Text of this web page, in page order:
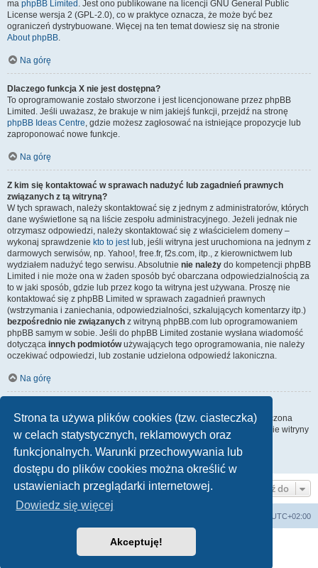
Strona ta używa plików cookies (tzw. ciasteczka)
w celach statystycznych, reklamowych oraz
funkcjonalnych. Warunki przechowywania lub
dostępu do plików cookies można określić w
ustawieniach przeglądarki internetowej.
Dowiedz się więcej
Akceptuję!
ma phpBB Limited . Jest ono publikowane na licencji GNU General Public
License wersja 2 (GPL-2.0), co w praktyce oznacza, że może być bez
ograniczeń dystrybuowane. Więcej na ten temat dowiesz się na stronie
About phpBB.
Na górę
Dlaczego funkcja X nie jest dostępna?
To oprogramowanie zostało stworzone i jest licencjonowane przez phpBB
Limited. Jeśli uważasz, że brakuje w nim jakiejś funkcji, przejdź na stronę
phpBB Ideas Centre, gdzie możesz zagłosować na istniejące propozycje lub
zaproponować nowe funkcje.
Na górę
Z kim się kontaktować w sprawach nadużyć lub zagadnień prawnych
związanych z tą witryną?
W tych sprawach, należy skontaktować się z jednym z administratorów, których
dane wyświetlone są na liście zespołu administracyjnego. Jeżeli jednak nie
otrzymasz odpowiedzi, należy skontaktować się z właścicielem domeny –
wykonaj sprawdzenie kto to jestlub, jeśli witryna jest uruchomiona na jednym z
darmowych serwisów, np. Yahoo!, free.fr, f2s.com, itp., z kierownictwem lub
wydziałem nadużyć tego serwisu. Absolutnie nie należy do kompetencji phpBB
Limited i nie może ona w żaden sposób być obarczana odpowiedzialnością za
to w jaki sposób, gdzie lub przez kogo ta witryna jest używana. Proszę nie
kontaktować się z phpBB Limited w sprawach zagadnień prawnych
(wstrzymania i zaniechania, odpowiedzialności, szkalujących komentarzy itp.)
bezpośrednio nie związanych z witryną phpBB.com lub oprogramowaniem
phpBB samym w sobie. Jeśli do phpBB Limited zostanie wysłana wiadomość
dotycząca innych podmiotówużywających tego oprogramowania, nie należy
oczekiwać odpowiedzi, lub zostanie udzielona odpowiedź lakoniczna.
Na górę
Wszyscy użytkownicy witryny mogą używać – jeśli funkcja ta jest włączona
przez administratora witryny – formularza „Kontakt z nami”. Członkowie witryny
mogą także używać odnośnika „Zespół administracyjny”.
Na górę
Przejdź do
UTC+02:00
Technologię dostarczaphpBB® Forum Software © phpBB Limited
Polski pakiet językowy dostarcza